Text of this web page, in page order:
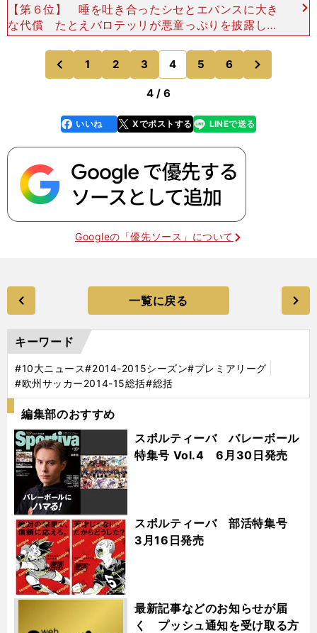
【第６位】 唾を吐き合ったシセとエバンスに大き
な代償 たとえバロテッリが悪童っぷりを披露しな
くとも、プレミアリーグは逸材に事欠かない。３月
４日の第28節、ニューカッスルの本拠地セント・
ジェームス・
前
のページへ
1 2 3 4 5 6
のページへ
4 / 6
faceboo
k
いいね Xでポストする
line LINEで送る
Googleの「優先ソース」について
一覧に戻る
キーワード
#10大ニュース#2014-2015シーズン#プレミアリーグ
#欧州サッカー2014-15総括#総括
編集部のおすすめ
スポルティーバ バレーボール
特集号 Vol.4 6月30日発売
スポルティーバ 部活特集号
3月16日発売
最新記事などのお知らせが届
く プッシュ通知を受け取る方